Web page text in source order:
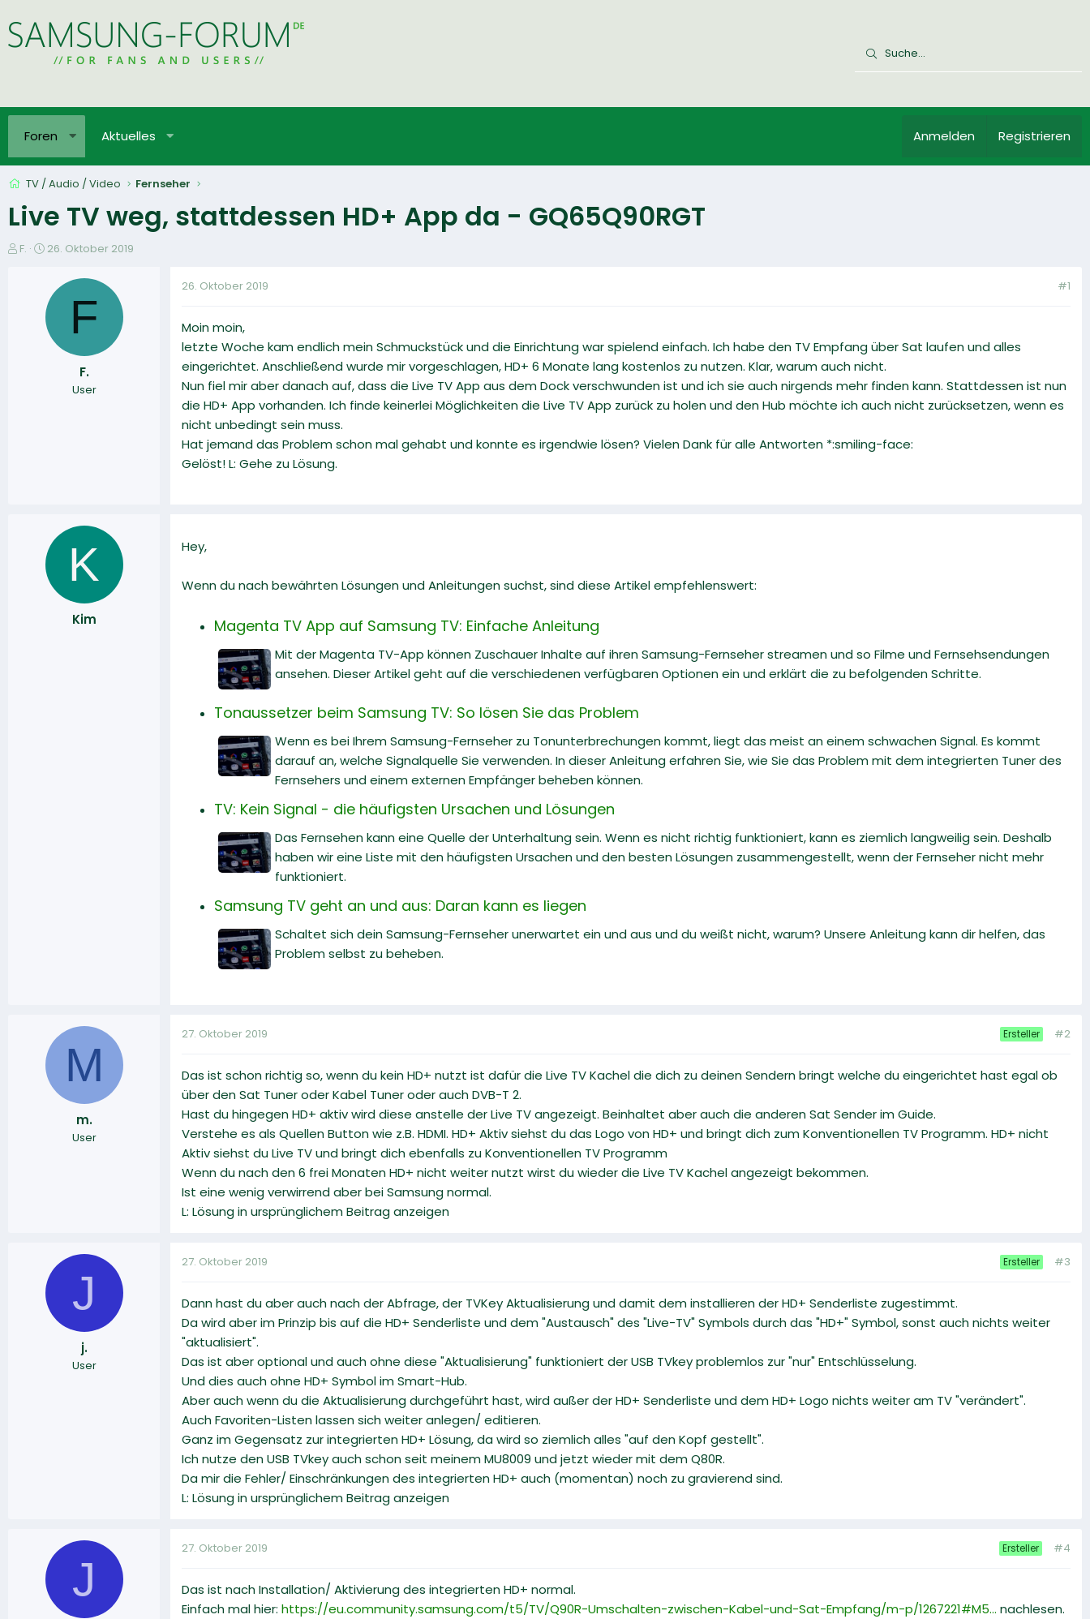
Foren Aktuelles Anmelden Registrieren
TV / Audio / Video Fernseher
Live TV weg, stattdessen HD+ App da - GQ65Q90RGT
E
F.
E
e
l
26. Oktober 2019
F
F.
User
26. Oktober 2019 #1
Moin moin,
letzte Woche kam endlich mein Schmuckstück und die Einrichtung war spielend einfach. Ich habe den TV Empfang über Sat laufen und alles
eingerichtet. Anschließend wurde mir vorgeschlagen, HD+ 6 Monate lang kostenlos zu nutzen. Klar, warum auch nicht.
Nun fiel mir aber danach auf, dass die Live TV App aus dem Dock verschwunden ist und ich sie auch nirgends mehr finden kann. Stattdessen ist nun
die HD+ App vorhanden. Ich finde keinerlei Möglichkeiten die Live TV App zurück zu holen und den Hub möchte ich auch nicht zurücksetzen, wenn es
nicht unbedingt sein muss.
Hat jemand das Problem schon mal gehabt und konnte es irgendwie lösen? Vielen Dank für alle Antworten *:smiling-face:
Gelöst! L: Gehe zu Lösung.
K
Kim
Hey,
Wenn du nach bewährten Lösungen und Anleitungen suchst, sind diese Artikel empfehlenswert:
Magenta TV App auf Samsung TV: Einfache Anleitung
Mit der Magenta TV-App können Zuschauer Inhalte auf ihren Samsung-Fernseher streamen und so Filme und Fernsehsendungen
ansehen. Dieser Artikel geht auf die verschiedenen verfügbaren Optionen ein und erklärt die zu befolgenden Schritte.
Tonaussetzer beim Samsung TV: So lösen Sie das Problem
Wenn es bei Ihrem Samsung-Fernseher zu Tonunterbrechungen kommt, liegt das meist an einem schwachen Signal. Es kommt
darauf an, welche Signalquelle Sie verwenden. In dieser Anleitung erfahren Sie, wie Sie das Problem mit dem integrierten Tuner des
Fernsehers und einem externen Empfänger beheben können.
TV: Kein Signal - die häufigsten Ursachen und Lösungen
Das Fernsehen kann eine Quelle der Unterhaltung sein. Wenn es nicht richtig funktioniert, kann es ziemlich langweilig sein. Deshalb
haben wir eine Liste mit den häufigsten Ursachen und den besten Lösungen zusammengestellt, wenn der Fernseher nicht mehr
funktioniert.
Samsung TV geht an und aus: Daran kann es liegen
Schaltet sich dein Samsung-Fernseher unerwartet ein und aus und du weißt nicht, warum? Unsere Anleitung kann dir helfen, das
Problem selbst zu beheben.
M
m.
User
27. Oktober 2019 Ersteller #2
Das ist schon richtig so, wenn du kein HD+ nutzt ist dafür die Live TV Kachel die dich zu deinen Sendern bringt welche du eingerichtet hast egal ob
über den Sat Tuner oder Kabel Tuner oder auch DVB-T 2.
Hast du hingegen HD+ aktiv wird diese anstelle der Live TV angezeigt. Beinhaltet aber auch die anderen Sat Sender im Guide.
Verstehe es als Quellen Button wie z.B. HDMI. HD+ Aktiv siehst du das Logo von HD+ und bringt dich zum Konventionellen TV Programm. HD+ nicht
Aktiv siehst du Live TV und bringt dich ebenfalls zu Konventionellen TV Programm
Wenn du nach den 6 frei Monaten HD+ nicht weiter nutzt wirst du wieder die Live TV Kachel angezeigt bekommen.
Ist eine wenig verwirrend aber bei Samsung normal.
L: Lösung in ursprünglichem Beitrag anzeigen
J
j.
User
27. Oktober 2019 Ersteller #3
Dann hast du aber auch nach der Abfrage, der TVKey Aktualisierung und damit dem installieren der HD+ Senderliste zugestimmt.
Da wird aber im Prinzip bis auf die HD+ Senderliste und dem "Austausch" des "Live-TV" Symbols durch das "HD+" Symbol, sonst auch nichts weiter
"aktualisiert".
Das ist aber optional und auch ohne diese "Aktualisierung" funktioniert der USB TVkey problemlos zur "nur" Entschlüsselung.
Und dies auch ohne HD+ Symbol im Smart-Hub.
Aber auch wenn du die Aktualisierung durchgeführt hast, wird außer der HD+ Senderliste und dem HD+ Logo nichts weiter am TV "verändert".
Auch Favoriten-Listen lassen sich weiter anlegen/ editieren.
Ganz im Gegensatz zur integrierten HD+ Lösung, da wird so ziemlich alles "auf den Kopf gestellt".
Ich nutze den USB TVkey auch schon seit meinem MU8009 und jetzt wieder mit dem Q80R.
Da mir die Fehler/ Einschränkungen des integrierten HD+ auch (momentan) noch zu gravierend sind.
L: Lösung in ursprünglichem Beitrag anzeigen
J
27. Oktober 2019 Ersteller #4
Das ist nach Installation/ Aktivierung des integrierten HD+ normal.
Einfach mal hier: https://eu.community.samsung.com/t5/TV/Q90R-Umschalten-zwischen-Kabel-und-Sat-Empfang/m-p/1267221#M5... nachlesen.